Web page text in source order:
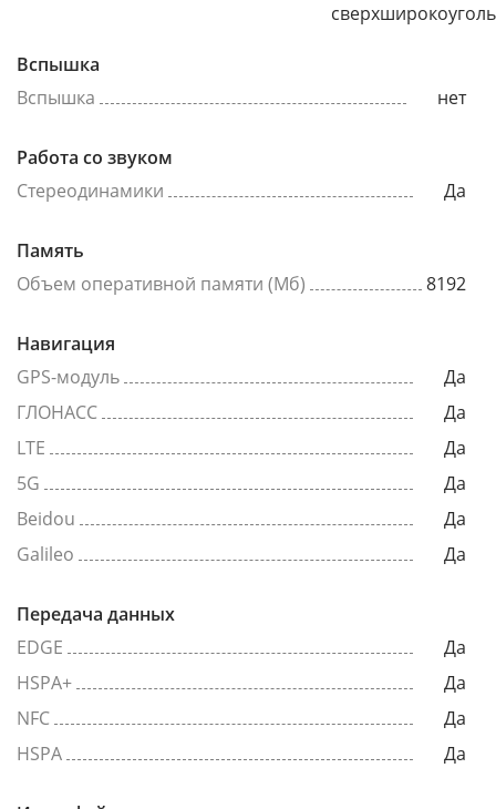
Вспышка
Вспышка
нет
Работа со звуком
Стереодинамики
Да
Память
Объем оперативной памяти (Мб)
8192
Навигация
GPS-модуль
Да
ГЛОНАСС
Да
LTE
Да
5G
Да
Beidou
Да
Galileo
Да
Передача данных
EDGE
Да
HSPA+
Да
NFC
Да
HSPA
Да